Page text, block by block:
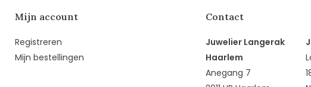
Mijn account
Registreren
Mijn bestellingen
Contact
Juwelier Langerak
Haarlem
Anegang 7